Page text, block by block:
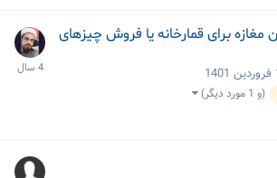
برای قمارخانه یا فروش چیزهای
(و 1 مورد دیگر)